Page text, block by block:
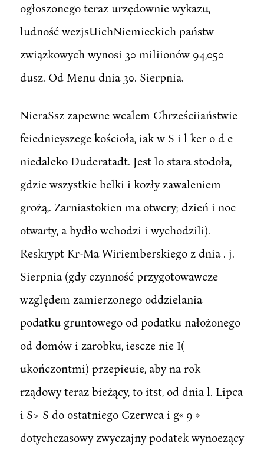
ogłoszonego teraz urzędownie wykazu,
ludność wezjsUichNiemieckich państw
związkowych wynosi 30 miliionów 94,050
dusz. Od Menu dnia 30. Sierpnia.
NieraSsz zapewne wcalem Chrześciiaństwie
feiednieyszege kościoła, iak w S i l ker o d e
niedaleko Duderatadt. Jest lo stara stodoła,
gdzie wszystkie belki i kozły zawaleniem
grożą,. Zarniastokien ma otwcry; dzień i noc
otwarty, a bydło wchodzi i wychodzili).
Reskrypt Kr-Ma Wiriemberskiego z dnia . j.
Sierpnia (gdy czynność przygotowawcze
względem zamierzonego oddzielania
podatku gruntowego od podatku nałożonego
od domów i zarobku, iescze nie I(
ukończontmi) przepieuie, aby na rok
rządowy teraz bieżący, to itst, od dnia l. Lipca
i S> S do ostatniego Czerwca i g« 9 »
dotychczasowy zwyczajny podatek wynoezący